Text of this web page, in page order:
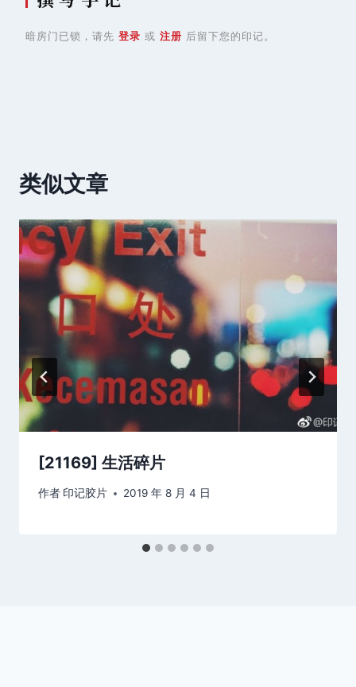
暗房门已锁，请先 登录 或 注册 后留下您的印记。
类似文章
[21169] 生活碎片
作者 印记胶片 2019 年 8 月 4 日